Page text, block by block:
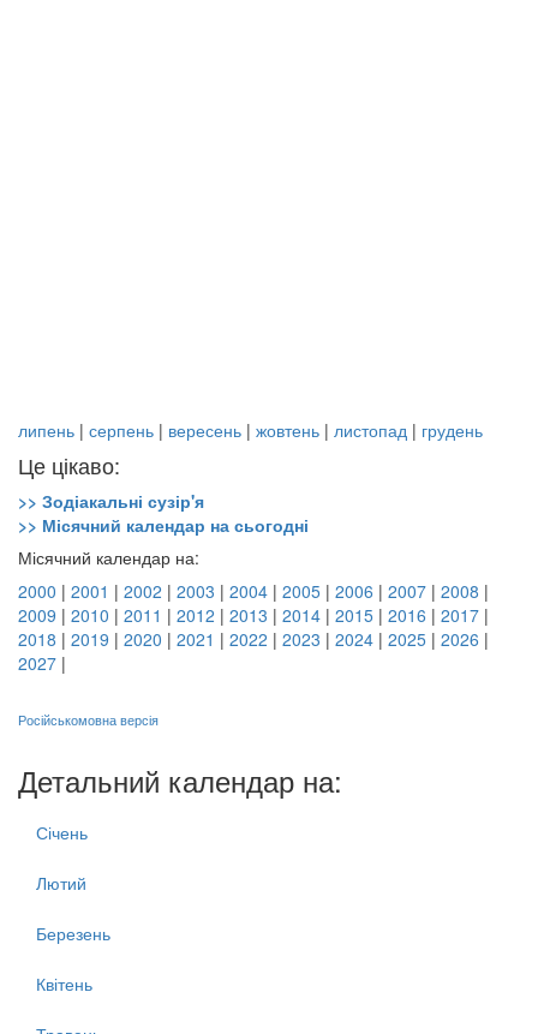
липень | серпень | вересень | жовтень | листопад | грудень
Це цікаво:
>> Зодіакальні сузір'я
>> Місячний календар на сьогодні
Місячний календар на:
2000 | 2001 | 2002 | 2003 | 2004 | 2005 | 2006 | 2007 | 2008 |
2009 | 2010 | 2011 | 2012 | 2013 | 2014 | 2015 | 2016 | 2017 |
2018 | 2019 | 2020 | 2021 | 2022 | 2023 | 2024 | 2025 | 2026 |
2027 |
Російськомовна версія
Детальний календар на:
Січень
Лютий
Березень
Квітень